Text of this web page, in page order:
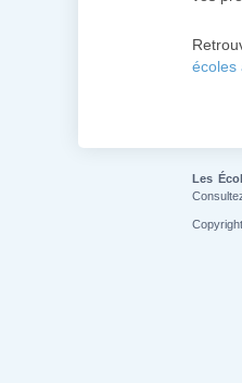
écoles
Les